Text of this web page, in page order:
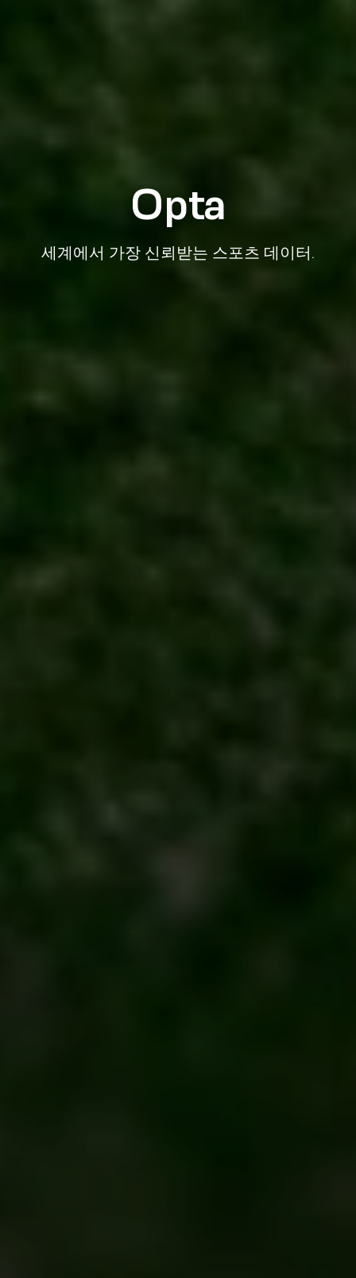
Opta
세계에서 가장 신뢰받는 스포츠 데이터.